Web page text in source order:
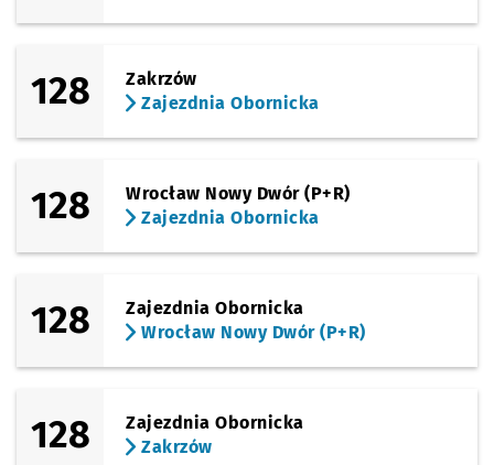
128
Zakrzów
Zajezdnia Obornicka
128
Wrocław Nowy Dwór (P+R)
Zajezdnia Obornicka
128
Zajezdnia Obornicka
Wrocław Nowy Dwór (P+R)
128
Zajezdnia Obornicka
Zakrzów